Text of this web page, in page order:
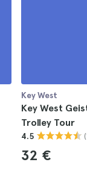
Key West
Key West
Trolley Tour
4.5
32 €